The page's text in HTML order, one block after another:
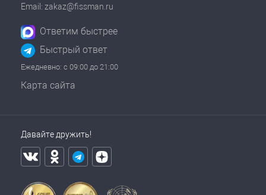
Email: zakaz@fissman.ru
Ответим быстрее
Быстрый ответ
Ежедневно: с 09:00 до 21:00
Карта сайта
Давайте дружить!